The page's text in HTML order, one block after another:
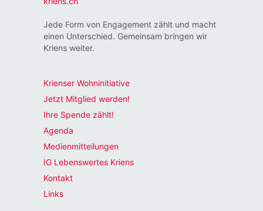
Jede Form von Engagement zählt und macht
einen Unterschied. Gemeinsam bringen wir
Kriens weiter.
Krienser Wohninitiative
Jetzt Mitglied werden!
Ihre Spende zählt!
Agenda
Medienmitteilungen
IG Lebenswertes Kriens
Kontakt
Links